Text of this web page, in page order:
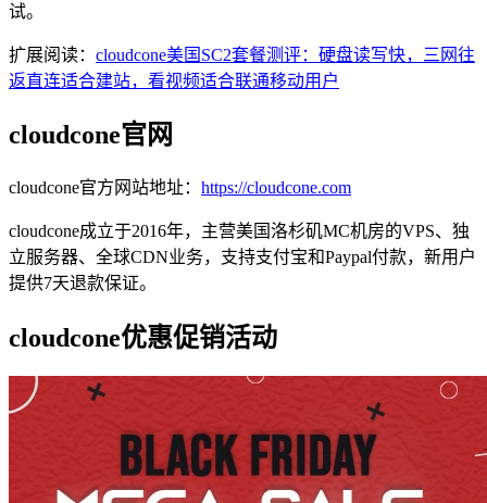
试。
扩展阅读： cloudcone美国SC2套餐测评：硬盘读写快，三网往
返直连适合建站，看视频适合联通移动用户
cloudcone官网
cloudcone官方网站地址： https://cloudcone.com
cloudcone成立于2016年，主营美国洛杉矶MC机房的VPS、独
立服务器、全球CDN业务，支持支付宝和Paypal付款，新用户
提供7天退款保证。
cloudcone优惠促销活动